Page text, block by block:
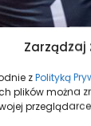
Zarządzaj
zPolityką
plików